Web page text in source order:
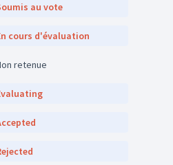
Soumis au vote
En cours d'évaluation
Non retenue
Evaluating
Accepted
Rejected